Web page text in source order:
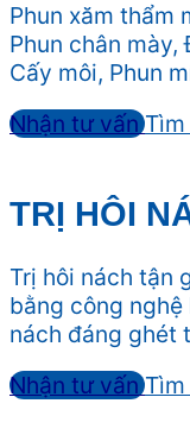
Phun xăm thẩm
Phun chân mày,
Cấy môi, Phun
Nhận tư vấn
TRỊ HÔI
Trị hôi nách tận
bằng công nghệ
nách đáng ghét
Nhận tư vấn